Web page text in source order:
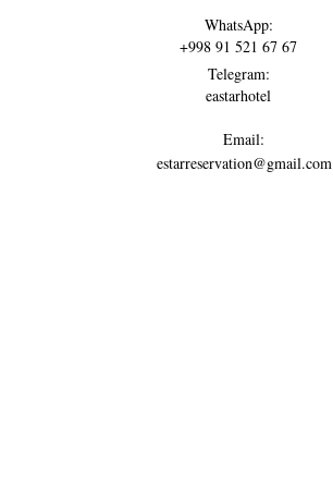
WhatsApp:
+998 91 521 67 67
Telegram:
eastarhotel
Email:
estarreservation@gmail.com